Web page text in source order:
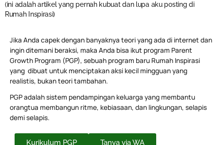
(ini adalah artikel yang pernah kubuat dan lupa aku posting di
Rumah Inspirasi)
Jika Anda capek dengan banyaknya teori yang ada di internet dan
ingin ditemani beraksi, maka Anda bisa ikut program Parent
Growth Program (PGP), sebuah program baru Rumah Inspirasi
yang dibuat untuk menciptakan aksi kecil mingguan yang
realistis, bukan teori tambahan.
PGP adalah sistem pendampingan keluarga yang membantu
orangtua membangun ritme, kebiasaan, dan lingkungan, selapis
demi selapis.
Kurikulum PGP Tanya via WA